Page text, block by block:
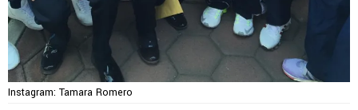
Instagram: Tamara Romero